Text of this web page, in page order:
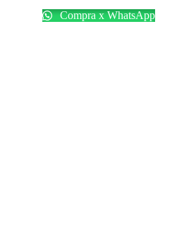
Compra x WhatsApp